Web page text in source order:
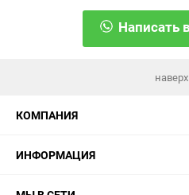
Написать
наверх
КОМПАНИЯ
ИНФОРМАЦИЯ